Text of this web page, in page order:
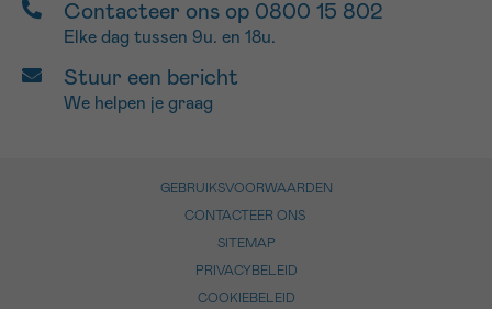
Contacteer ons op 0800 15 802
Elke dag tussen 9u. en 18u.
Stuur een bericht
We helpen je graag
GEBRUIKSVOORWAARDEN
CONTACTEER ONS
SITEMAP
PRIVACYBELEID
COOKIEBELEID